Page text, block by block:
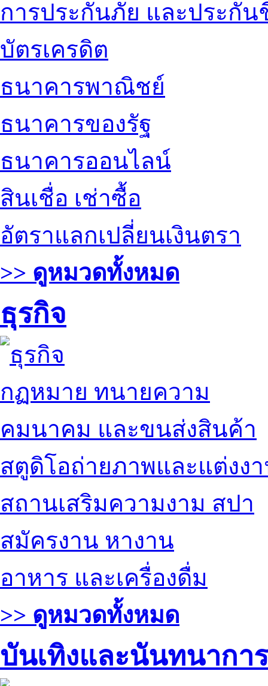
การประกันภัย และประกัน
บัตรเครดิต
ธนาคารพาณิชย์
ธนาคารของรัฐ
ธนาคารออนไลน์
สินเชื่อ เช่าซื้อ
อัตราแลกเปลี่ยนเงินตรา
>> ดูหมวดทั้งหมด
ธุรกิจ
กฏหมาย ทนายความ
คมนาคม และขนส่งสินค้า
สตูดิโอถ่ายภาพและแต่งง
สถานเสริมความงาม สปา
สมัครงาน หางาน
อาหาร และเครื่องดื่ม
>> ดูหมวดทั้งหมด
บันเทิงและนันทนาการ